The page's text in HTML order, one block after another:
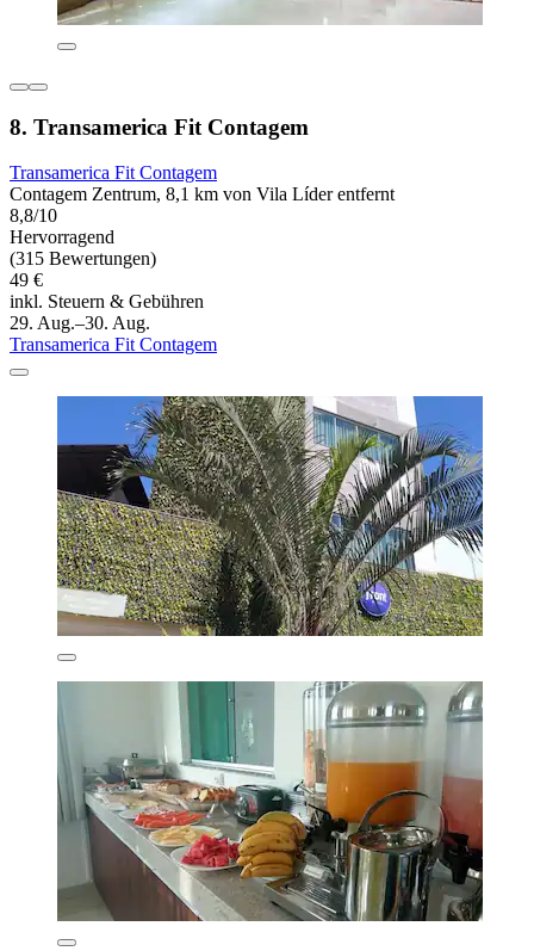
8. Transamerica Fit Contagem
Transamerica Fit Contagem
Contagem Zentrum, 8,1 km von Vila Líder entfernt
8,8/10
Hervorragend
(315 Bewertungen)
49 €
inkl. Steuern & Gebühren
29. Aug.–30. Aug.
Transamerica Fit Contagem